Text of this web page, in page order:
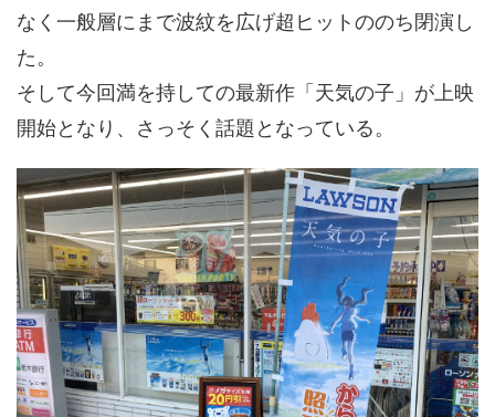
なく一般層にまで波紋を広げ超ヒットののち閉演し
た。
そして今回満を持しての最新作「天気の子」が上映
開始となり、さっそく話題となっている。